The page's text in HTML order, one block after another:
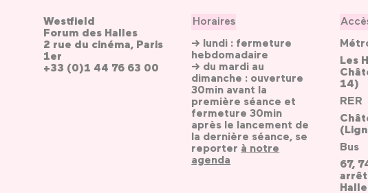
Westfield
Forum des Halles
2 rue du cinéma, Paris
1er
+33 (0)1 44 76 63 00
Horaires
→ lundi : fermeture
hebdomadaire
→ du mardi au
dimanche : ouverture
30min avant la
première séance et
fermeture 30min
après le lancement de
la dernière séance, se
reporter à notre
agenda
Les
14)
RER
Bus
67,